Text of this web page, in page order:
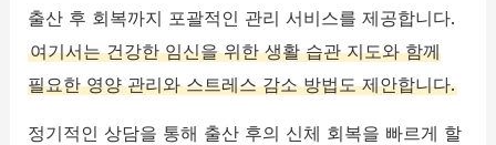
출산 후 회복까지 포괄적인 관리 서비스를 제공합니다.
여기서는 건강한 임신을 위한 생활 습관 지도와 함께
필요한 영양 관리와 스트레스 감소 방법도 제안합니다.
정기적인 상담을 통해 출산 후의 신체 회복을 빠르게 할